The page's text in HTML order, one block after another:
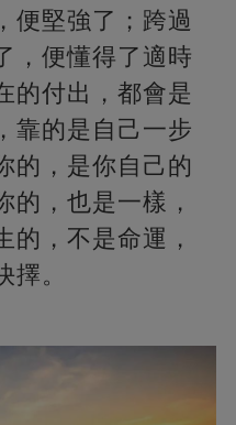
便堅強了；跨過
，便懂得了適時
的付出，都會是
靠的是自己一步
的，是你自己的
的，也是一樣，
的，不是命運，
。